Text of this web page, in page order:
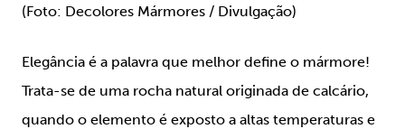
(Foto: Decolores Mármores / Divulgação)
Elegância é a palavra que melhor define o mármore!
Trata-se de uma rocha natural originada de calcário,
quando o elemento é exposto a altas temperaturas e